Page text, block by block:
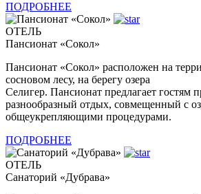
ПОДРОБНЕЕ
ОТЕЛЬ
Пансионат «Сокол»
Пансионат «Сокол» расположен на
сосновом лесу, на берегу озера
Селигер. Пансионат предлагает гостям
разнообразный отдых, совмещенный с
общеукрепляющими процедурами.
ПОДРОБНЕЕ
ОТЕЛЬ
Санаторий «Дубрава»